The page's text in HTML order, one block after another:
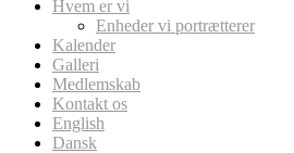
Hvem er vi
Enheder vi portrætterer
Kalender
Galleri
Medlemskab
Kontakt os
English
Dansk